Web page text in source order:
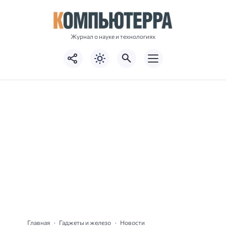
Журнал о науке и технологиях
Главная Гаджеты и железо Новости